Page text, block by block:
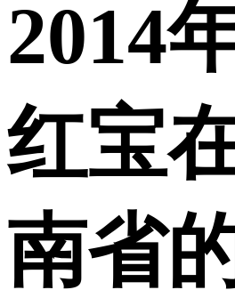
2014
红宝
南省